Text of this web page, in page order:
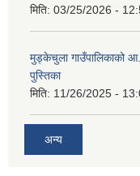
मिति: 03/25/2026 -
मुड्केचुला गाउँपालिकाको
पुस्तिका
मिति: 11/26/2025 -
अन्य